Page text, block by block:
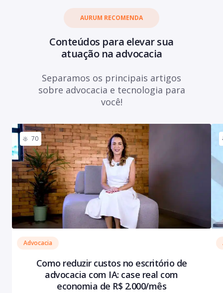
AURUM RECOMENDA
Conteúdos para elevar sua
atuação na advocacia
Separamos os principais artigos
sobre advocacia e tecnologia para
você!
70
Advocacia
Como reduzir custos no escritório de
advocacia com IA: case real com
economia de R$ 2.000/mês